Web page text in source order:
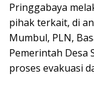
Pringgabaya
pihak terkait, di
Mumbul, PLN,
Pemerintah Desa
proses evakuasi